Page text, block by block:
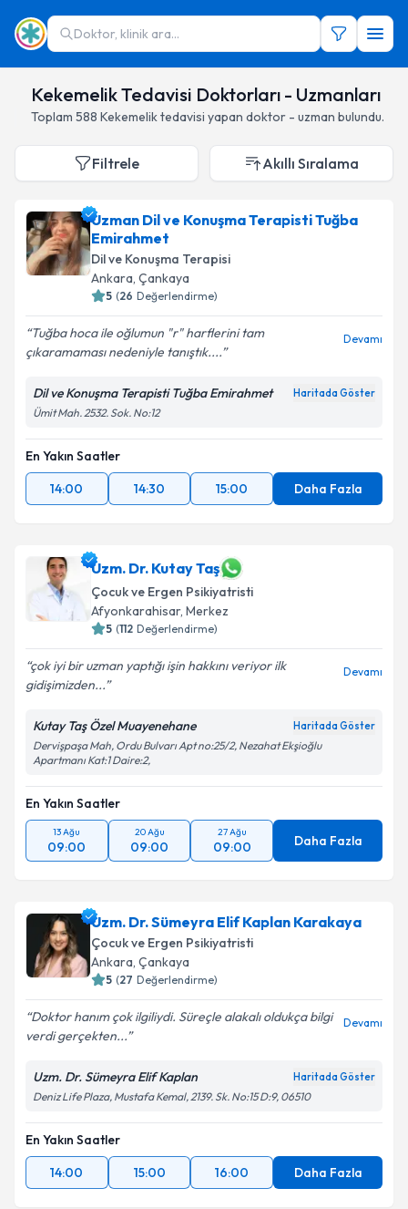
Doktor, klinik ara...
Kekemelik Tedavisi Doktorları - Uzmanları
Toplam 588 Kekemeliktedavisi yapan doktor - uzman bulundu.
Filtrele Akıllı Sıralama
Uzman Dil ve Konuşma Terapisti Tuğba
Emirahmet
Dil ve Konuşma Terapisi
Ankara, Çankaya
5 (26 Değerlendirme)
Tuğba hoca ile oğlumun "r" harflerini tam
çıkaramaması nedeniyle tanıştık....
Devamı
Dil ve Konuşma Terapisti Tuğba Emirahmet Haritada Göster
Ümit Mah. 2532. Sok. No:12
En Yakın Saatler
14:00
14:30 15:00 Daha Fazla
Uzm. Dr. Kutay Taş
Çocuk ve Ergen Psikiyatristi
Afyonkarahisar, Merkez
5 (112 Değerlendirme)
çok iyi bir uzman yaptığı işin hakkını veriyor ilk
gidişimizden...
Devamı
Kutay Taş Özel Muayenehane Haritada Göster
Dervişpaşa Mah, Ordu Bulvarı Apt no:25/2, Nezahat Ekşioğlu
Apartmanı Kat:1 Daire:2,
En Yakın Saatler
13 Ağu
09:00
20 Ağu
09:00
27 Ağu
09:00 Daha Fazla
Uzm. Dr. Sümeyra Elif Kaplan Karakaya
Çocuk ve Ergen Psikiyatristi
Ankara, Çankaya
5 (27 Değerlendirme)
Doktor hanım çok ilgiliydi. Süreçle alakalı oldukça bilgi
verdi gerçekten...
Devamı
Uzm. Dr. Sümeyra Elif Kaplan Haritada Göster
Deniz Life Plaza, Mustafa Kemal, 2139. Sk. No:15 D:9, 06510
En Yakın Saatler
14:00
15:00 16:00 Daha Fazla